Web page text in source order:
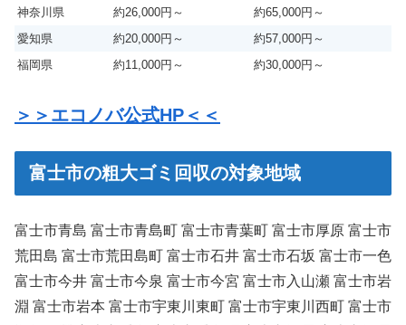
神奈川県
約26,000円～
約65,000円～
愛知県
約20,000円～
約57,000円～
福岡県
約11,000円～ 約30,000円～
＞＞エコノバ公式HP＜＜
富士市の粗大ゴミ回収の対象地域
富士市青島 富士市青島町 富士市青葉町 富士市厚原 富士市
荒田島 富士市荒田島町 富士市石井 富士市石坂 富士市一色
富士市今井 富士市今泉 富士市今宮 富士市入山瀬 富士市岩
淵 富士市岩本 富士市宇東川東町 富士市宇東川西町 富士市